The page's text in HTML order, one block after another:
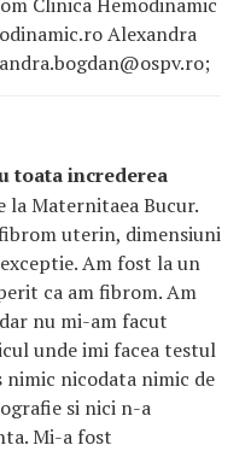
Alexandra
toata increderea
la Maternitaea Bucur.
uterin, dimensiuni
Am fost la un
ca am fibrom. Am
nu mi-am facut
unde imi facea testul
nimic nicodata nimic de
si nici n-a
Mi-a fost